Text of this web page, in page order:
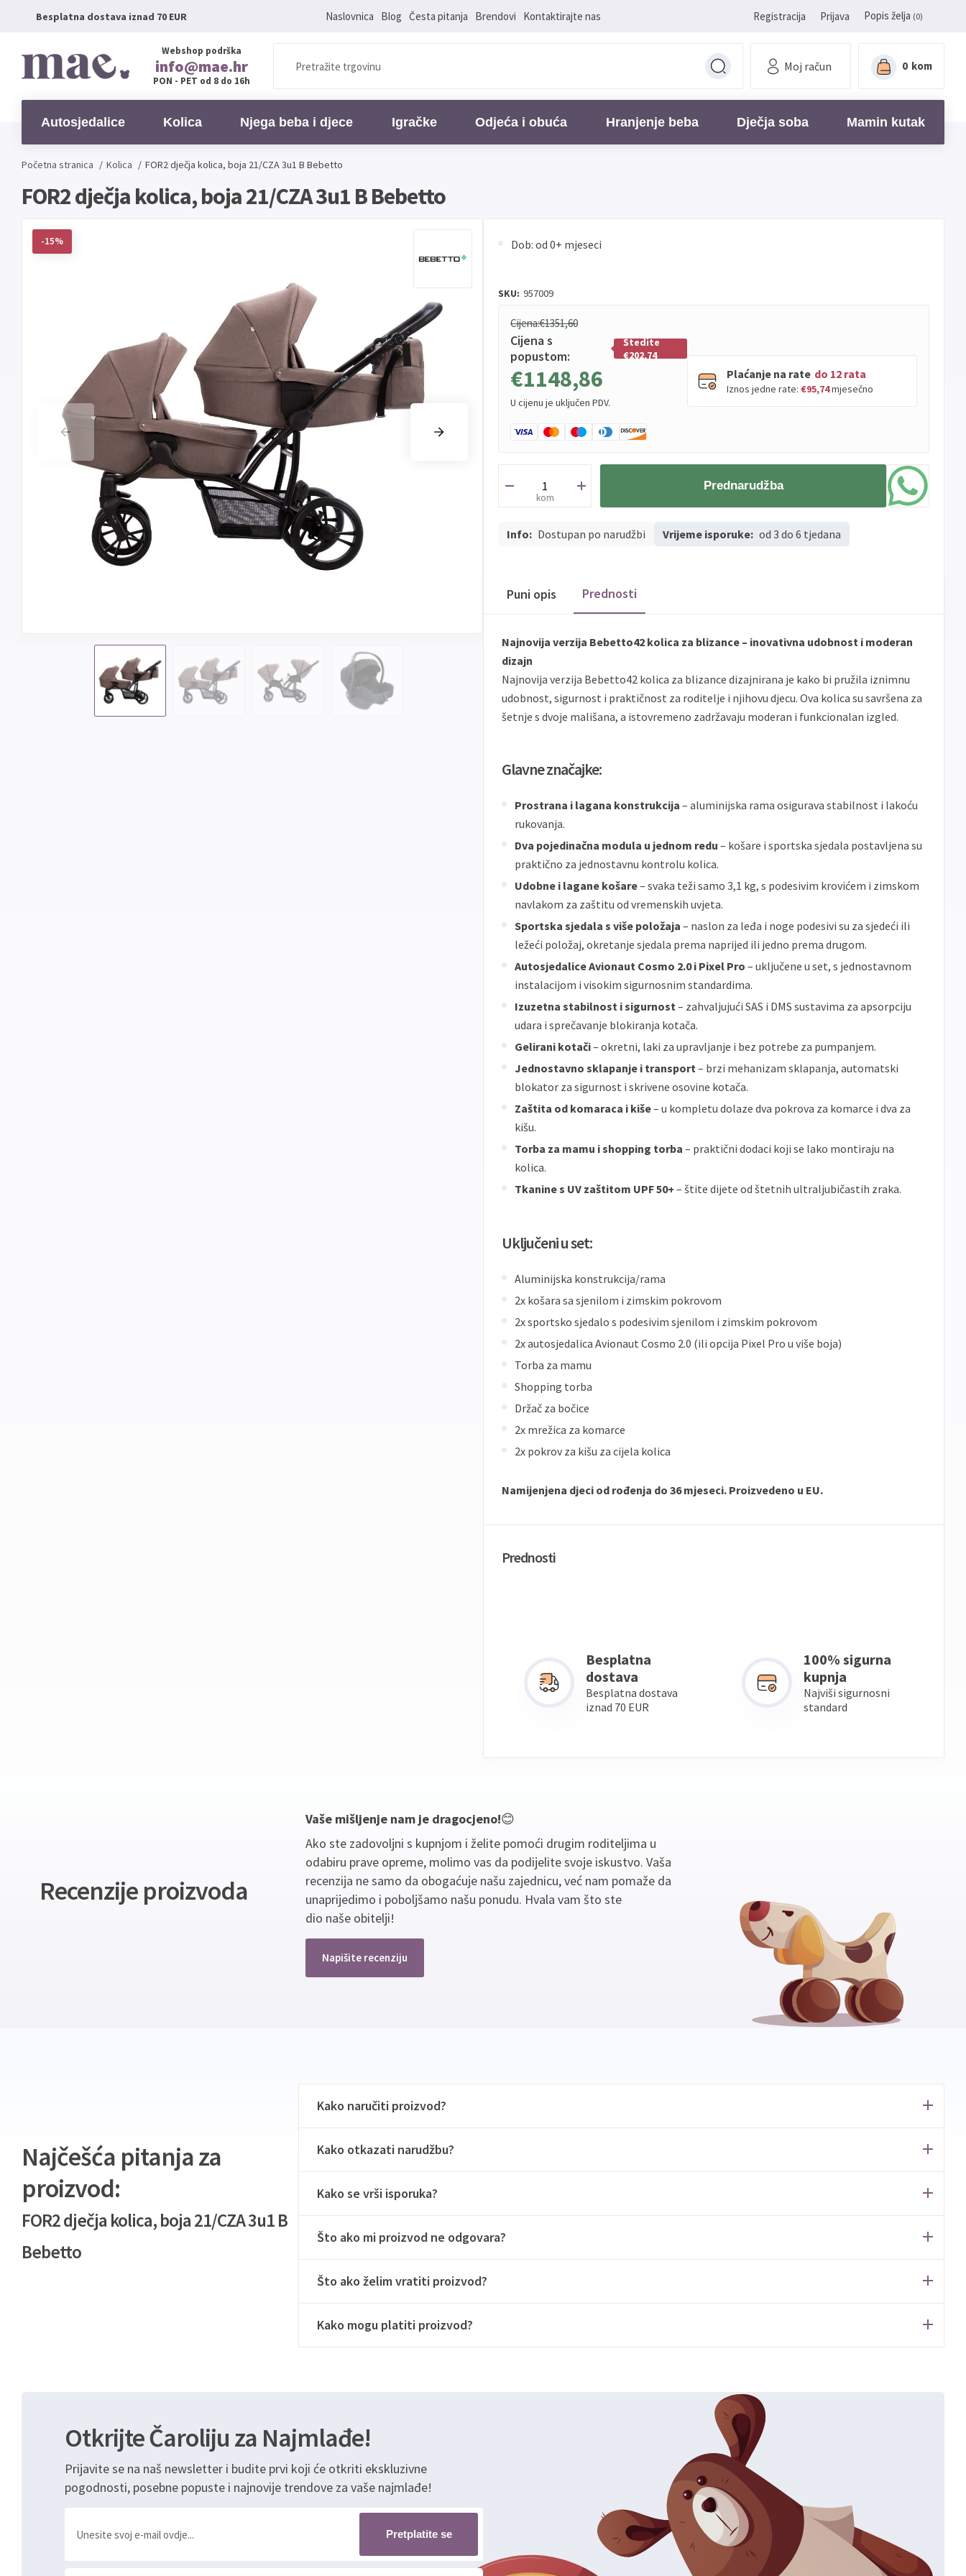
Besplatna dostava iznad 70 EUR Naslovnica Blog Česta pitanja Brendovi Kontaktirajte nas Registracija Prijava Popis želja (0)
Webshop podrška
info@mae.hr
PON - PET od 8 do 16h
Moj račun 0 kom
Autosjedalice Kolica Njega beba i djece Igračke Odjeća i obuća Hranjenje beba Dječja soba Mamin kutak
Početna stranica / Kolica / FOR2 dječja kolica, boja 21/CZA 3u1 B Bebetto
FOR2 dječja kolica, boja 21/CZA 3u1 B Bebetto
-15% Dob: od 0+ mjeseci
SKU: 957009
Cijena:€1351,60
Cijena s
popustom:
€1148,86
Štedite
€202,74
U cijenu je uključen PDV.
Plaćanje na rate do 12 rata
Iznos jedne rate: €95,74mjesečno
PBZ do12rata
Erste Diners
rata
Erste
Master
banke
ECC Discover Jednokratno
kom
Prednarudžba
Info: Dostupan po narudžbi Vrijeme isporuke: od 3 do 6 tjedana
Puni opis Prednosti
Najnovija verzija Bebetto42 kolica za blizance – inovativna udobnost i moderan
dizajn
Najnovija verzija Bebetto42 kolica za blizance dizajnirana je kako bi pružila iznimnu
udobnost, sigurnost i praktičnost za roditelje i njihovu djecu. Ova kolica su savršena za
šetnje s dvoje mališana, a istovremeno zadržavaju moderan i funkcionalan izgled.
Glavne značajke:
Prostrana i lagana konstrukcija – aluminijska rama osigurava stabilnost i lakoću
rukovanja.
Dva pojedinačna modula u jednom redu – košare i sportska sjedala postavljena su
praktično za jednostavnu kontrolu kolica.
Udobne i lagane košare– svaka teži samo 3,1 kg, s podesivim krovićem i zimskom
navlakom za zaštitu od vremenskih uvjeta.
Sportska sjedala s više položaja – naslon za leđa i noge podesivi su za sjedeći ili
ležeći položaj, okretanje sjedala prema naprijed ili jedno prema drugom.
Autosjedalice Avionaut Cosmo 2.0 i Pixel Pro – uključene u set, s jednostavnom
instalacijom i visokim sigurnosnim standardima.
Izuzetna stabilnost i sigurnost– zahvaljujući SAS i DMS sustavima za apsorpciju
udara i sprečavanje blokiranja kotača.
Gelirani kotači– okretni, laki za upravljanje i bez potrebe za pumpanjem.
Jednostavno sklapanje i transport– brzi mehanizam sklapanja, automatski
blokator za sigurnost i skrivene osovine kotača.
Zaštita od komaraca i kiše– u kompletu dolaze dva pokrova za komarce i dva za
kišu.
Torba za mamu i shopping torba – praktični dodaci koji se lako montiraju na
kolica.
Tkanine s UV zaštitom UPF 50+ – štite dijete od štetnih ultraljubičastih zraka.
Uključeni u set:
Aluminijska konstrukcija/rama
2x košara sa sjenilom i zimskim pokrovom
2x sportsko sjedalo s podesivim sjenilom i zimskim pokrovom
2x autosjedalica Avionaut Cosmo 2.0 (ili opcija Pixel Pro u više boja)
Torba za mamu
Shopping torba
Držač za bočice
2x mrežica za komarce
2x pokrov za kišu za cijela kolica
Namijenjena djeci od rođenja do 36 mjeseci. Proizvedeno u EU.
Prednosti
Besplatna
dostava
Besplatna dostava
iznad 70 EUR
100% sigurna
kupnja
Najviši sigurnosni
standard
Recenzije proizvoda
Vaše mišljenje nam je dragocjeno!😊
Ako ste zadovoljni s kupnjom i želite pomoći drugim roditeljima u
odabiru prave opreme, molimo vas da podijelite svoje iskustvo. Vaša
recenzija ne samo da obogaćuje našu zajednicu, već nam pomaže da
unaprijedimo i poboljšamo našu ponudu. Hvala vam što ste
dio naše obitelji!
Napišite recenziju
Najčešća pitanja za
proizvod:
FOR2 dječja kolica, boja 21/CZA 3u1 B
Bebetto
Kako naručiti proizvod?
Kako otkazati narudžbu?
Kako se vrši isporuka?
Što ako mi proizvod ne odgovara?
Što ako želim vratiti proizvod?
Kako mogu platiti proizvod?
Otkrijte Čaroliju za Najmlađe!
Prijavite se na naš newsletter i budite prvi koji će otkriti ekskluzivne
pogodnosti, posebne popuste i najnovije trendove za vaše najmlađe!
Pretplatite se